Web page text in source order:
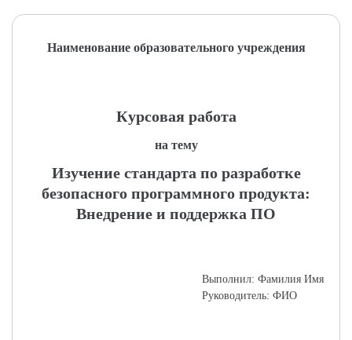
Наименование образовательного учреждения
Курсовая работа
на тему
Изучение стандарта по разработке
безопасного программного продукта:
Внедрение и поддержка ПО
Выполнил: Фамилия Имя
Руководитель: ФИО